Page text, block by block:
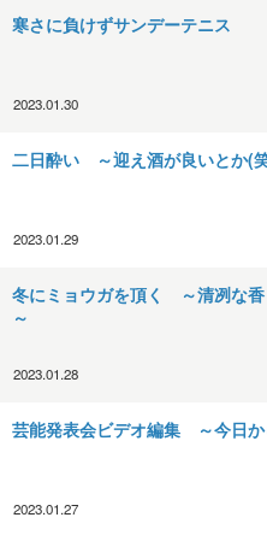
寒さに負けずサンデーテニス
2023.01.30
二日酔い ～迎え酒が良いとか(
2023.01.29
冬にミョウガを頂く ～清冽な
～
2023.01.28
芸能発表会ビデオ編集 ～今日か
2023.01.27